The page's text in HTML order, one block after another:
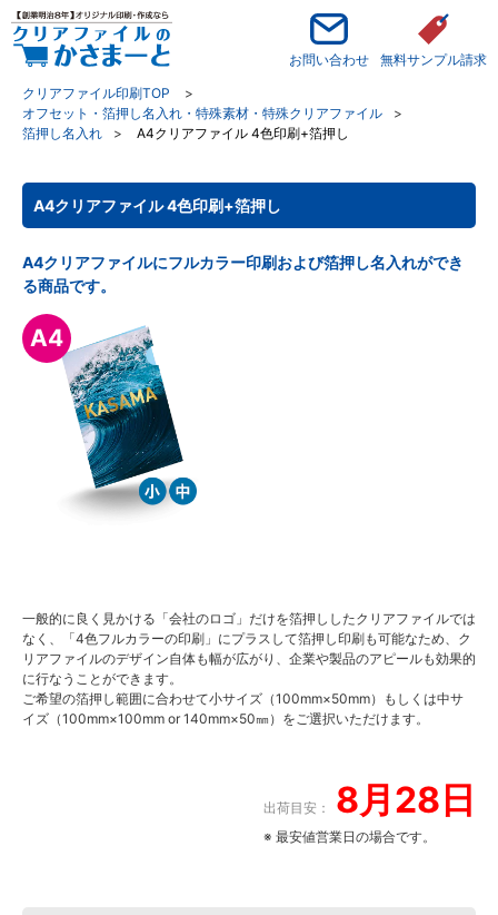
お問い合わせ
無料サンプル請求
クリアファイル印刷TOP
オフセット・箔押し名入れ・特殊素材・特殊クリアファイル
箔押し名入れ
A4クリアファイル 4色印刷+箔押し
A4クリアファイル 4色印刷+箔押し
A4クリアファイルにフルカラー印刷および箔押し名入れができ
る商品です。
A4
一般的に良く見かける「会社のロゴ」だけを箔押ししたクリアファイルでは
なく、「4色フルカラーの印刷」にプラスして箔押し印刷も可能なため、ク
リアファイルのデザイン自体も幅が広がり、企業や製品のアピールも効果的
に行なうことができます。
ご希望の箔押し範囲に合わせて小サイズ（100mm×50mm）もしくは中サ
イズ（100mm×100mm or 140mm×50㎜）をご選択いただけます。
出荷目安： 8月28日
※ 最安値営業日の場合です。